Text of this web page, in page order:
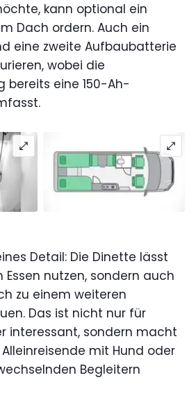
kann optional ein
Dach ordern. Auch ein
eine zweite Aufbaubatterie
wobei die
bereits eine 150-Ah-
Detail: Die Dinette lässt
nutzen, sondern auch
zu einem weiteren
Das ist nicht nur für
interessant, sondern macht
mit Hund oder
Begleitern